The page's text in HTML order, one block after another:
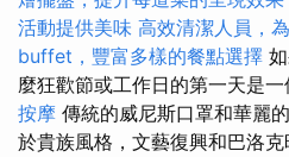
活動提供美味 高效清潔人員，
buffet，豐富多樣的餐點選擇
麼狂歡節或工作日的第一天是一
按摩 傳統的威尼斯口罩和華麗
於貴族風格，文藝復興和巴洛克